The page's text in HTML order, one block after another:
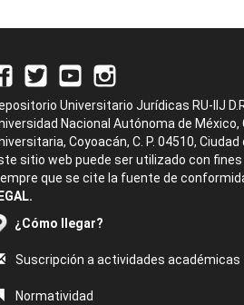
Universitario Jurídicas RU-IIJ
Nacional Autónoma de México,
Coyoacán, C. P. 04510, Ciudad
sitio web puede ser utilizado con
que se cite la fuente de
¿Cómo llegar?
Suscripción a actividades académicas
Normatividad